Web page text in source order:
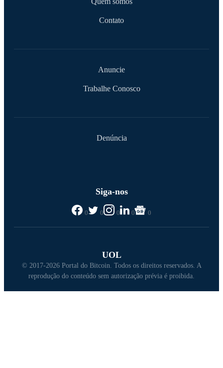
Contato
Anuncie
Trabalhe Conosco
Denúncia
Siga-nos
0 0 0 0 0
UOL
© 2017-2026 Portal do Bitcoin. Todos os direitos reservados. A
reprodução do conteúdo sem autorização prévia é proibida.